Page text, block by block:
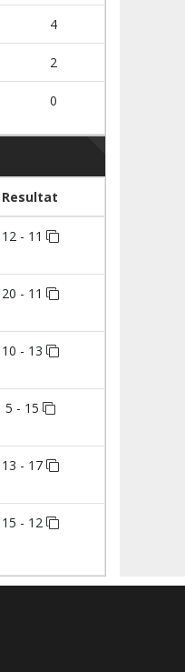
4
2
0
Resultat
12 - 11
20 - 11
10 - 13
5 - 15
13 - 17
15 - 12